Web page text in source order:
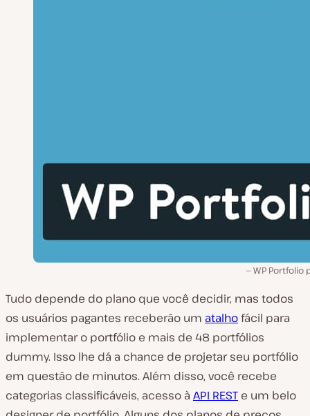
WP Portfolio
Tudo depende do plano que você decidir, mas todos
os usuários pagantes receberão um atalhofácil para
implementar o portfólio e mais de 48 portfólios
dummy. Isso lhe dá a chance de projetar seu portfólio
em questão de minutos. Além disso, você recebe
categorias classificáveis, acesso à API REST e um belo